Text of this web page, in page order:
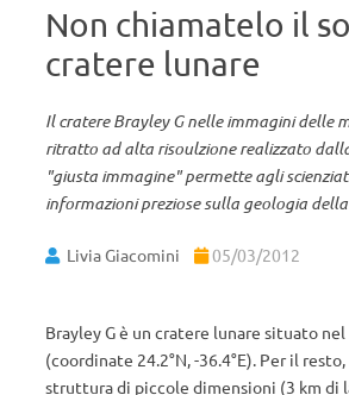
Non chiamatelo il
cratere lunare
Il cratere Brayley G nelle immagini delle
ritratto ad alta risoulzione realizzato
"giusta immagine" permette agli
informazioni preziose sulla geologia
Livia Giacomini 05/03/2012
Brayley G è un cratere lunare situato
(coordinate 24.2°N, -36.4°E). Per il
struttura di piccole dimensioni (3 km di